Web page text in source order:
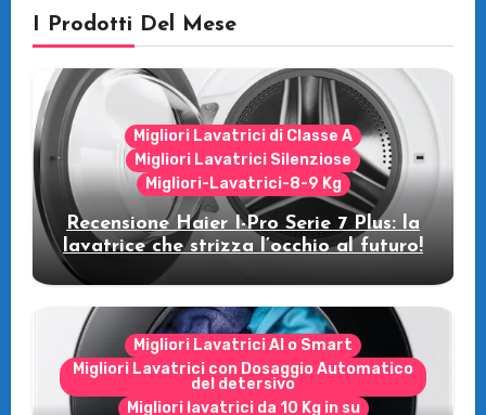
I Prodotti Del Mese
Migliori Lavatrici di Classe A
Migliori Lavatrici Silenziose
Migliori-Lavatrici-8-9 Kg
Recensione Haier I-Pro Serie 7 Plus: la
lavatrice che strizza l’occhio al futuro!
Migliori Lavatrici AI o Smart
Migliori Lavatrici con Dosaggio Automatico
del detersivo
Migliori lavatrici da 10 Kg in su